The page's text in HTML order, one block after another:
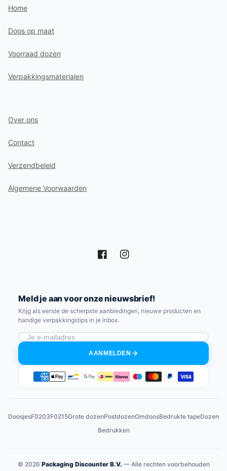
Home
Doos op maat
Voorraad dozen
Verpakkingsmaterialen
Over ons
Contact
Verzendbeleid
Algemene Voorwaarden
FacebookInstagram
Meld je aan voor onze nieuwsbrief!
Krijg als eerste de scherpste aanbiedingen, nieuwe producten en
handige verpakkingstips in je inbox.
AANMELDEN
Betaalmethoden
DoosjesF0203F0215Grote dozenPostdozenOmdoosBedrukte tapeDozen
Bedrukken
© 2026 Packaging Discounter B.V. — Alle rechten voorbehouden